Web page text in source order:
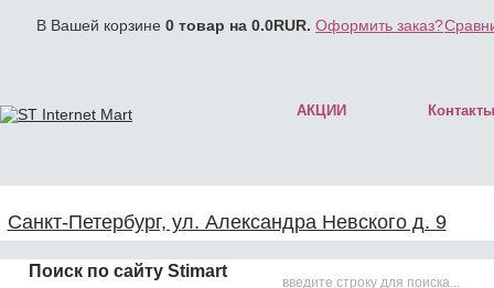
В Вашей корзине 0 товар на 0.0RUR. Оформить заказ?
АКЦИИ Контакты
Санкт-Петербург, ул. Александра Невского д. 9
Поиск по сайту Stimart